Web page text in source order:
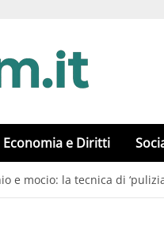
Economia e Diritti
e mocio: la tecnica di